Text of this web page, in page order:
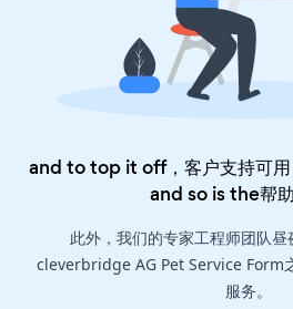
and to top it off，客户支持可
and so is the帮
此外，我们的专家工程师团队
cleverbridge AG Pet Service Form
服务。